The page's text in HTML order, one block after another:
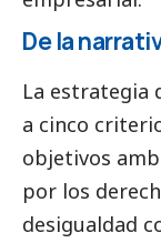
De la
La estrategia
a cinco
objetivos
por los
desigualdad